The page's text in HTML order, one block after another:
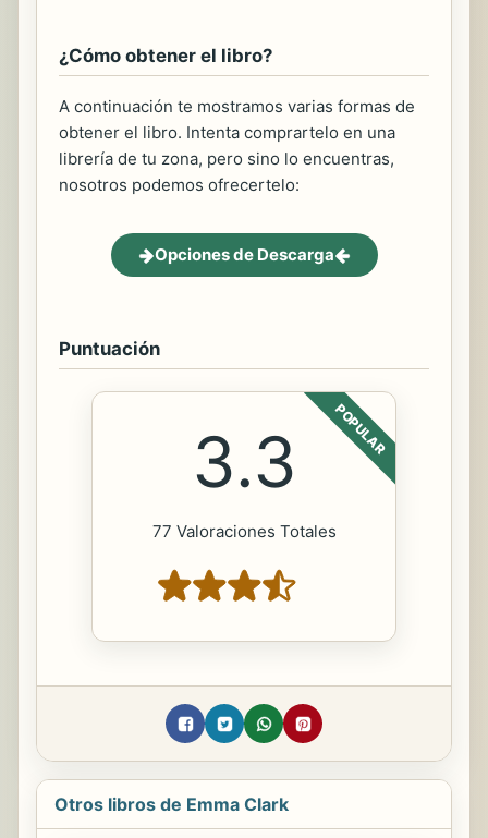
¿Cómo obtener el libro?
A continuación te mostramos varias formas de
obtener el libro. Intenta comprartelo en una
librería de tu zona, pero sino lo encuentras,
nosotros podemos ofrecertelo:
Opciones de Descarga
Puntuación
POPULAR
3.3
77 Valoraciones Totales
Otros libros de Emma Clark